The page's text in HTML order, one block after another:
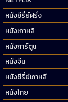
หนังซีรี่ย์ฝรั่ง
หนังเกาหลี
หนังการ์ตูน
หนังจีน
หนังซีรี่ย์เกาหลี
หนังไทย